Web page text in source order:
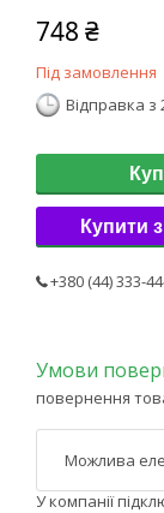
748 ₴
Під замовлення
Відправка з
Купити з
+380 (44) 333-
повернення
У компанії